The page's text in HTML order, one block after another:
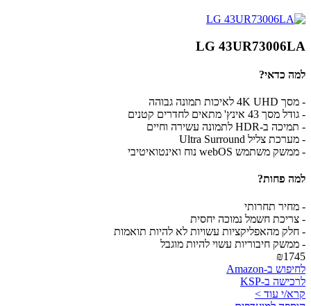
LG 43UR73006LA
למה כדאי?
- מסך 4K UHD לאיכות תמונה גבוהה
- גודל מסך 43 אינץ' מתאים לחדרים קטנים
- תמיכה ב-HDR לתמונה עשירה וחיים
- מערכת צליל Ultra Surround
- ממשק משתמש webOS נוח ואינטואיטיבי
למה פחות?
- מחיר תחרותי
- צריכת חשמל נמוכה יחסית
- חלק מהאפליקציות עשויות לא להיות תואמות
- ממשק חיבוריות עשוי להיות מוגבל
₪1745
לחיפוש ב-Amazon
לרכישה ב-KSP
קרא/י עוד >